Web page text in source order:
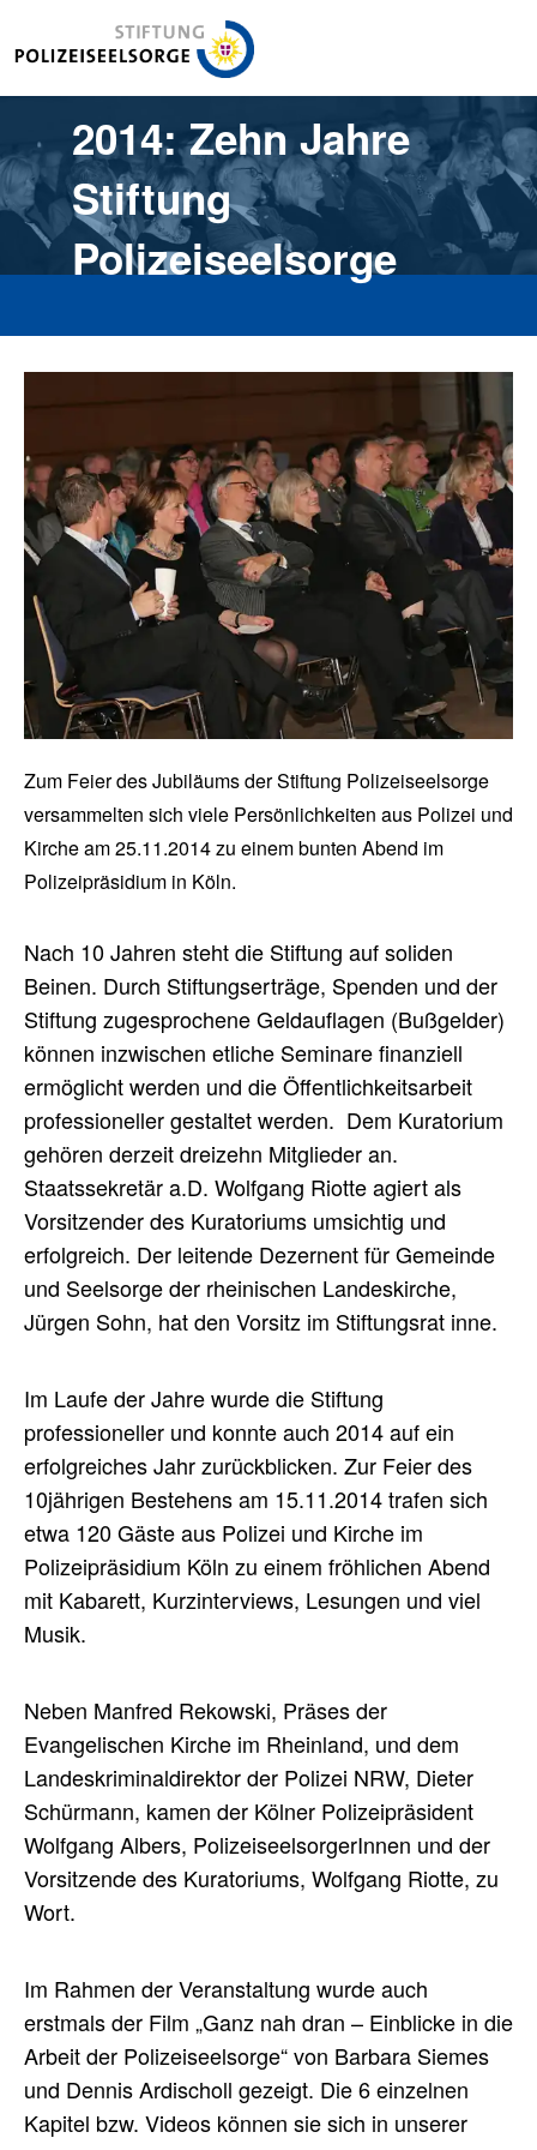
Stiftung Polizeiseelsorge
2014: Zehn Jahre
Stiftung
Polizeiseelsorge
Zum Feier des Jubiläums der Stiftung Polizeiseelsorge
versammelten sich viele Persönlichkeiten aus Polizei und
Kirche am 25.11.2014 zu einem bunten Abend im
Polizeipräsidium in Köln.
Nach 10 Jahren steht die Stiftung auf soliden
Beinen. Durch Stiftungserträge, Spenden und der
Stiftung zugesprochene Geldauflagen (Bußgelder)
können inzwischen etliche Seminare finanziell
ermöglicht werden und die Öffentlichkeitsarbeit
professioneller gestaltet werden. Dem Kuratorium
gehören derzeit dreizehn Mitglieder an.
Staatssekretär a.D. Wolfgang Riotte agiert als
Vorsitzender des Kuratoriums umsichtig und
erfolgreich. Der leitende Dezernent für Gemeinde
und Seelsorge der rheinischen Landeskirche,
Jürgen Sohn, hat den Vorsitz im Stiftungsrat inne.
Im Laufe der Jahre wurde die Stiftung
professioneller und konnte auch 2014 auf ein
erfolgreiches Jahr zurückblicken. Zur Feier des
10jährigen Bestehens am 15.11.2014 trafen sich
etwa 120 Gäste aus Polizei und Kirche im
Polizeipräsidium Köln zu einem fröhlichen Abend
mit Kabarett, Kurzinterviews, Lesungen und viel
Musik.
Neben Manfred Rekowski, Präses der
Evangelischen Kirche im Rheinland, und dem
Landeskriminaldirektor der Polizei NRW, Dieter
Schürmann, kamen der Kölner Polizeipräsident
Wolfgang Albers, PolizeiseelsorgerInnen und der
Vorsitzende des Kuratoriums, Wolfgang Riotte, zu
Wort.
Im Rahmen der Veranstaltung wurde auch
erstmals der Film „Ganz nah dran – Einblicke in die
Arbeit der Polizeiseelsorge“ von Barbara Siemes
und Dennis Ardischoll gezeigt. Die 6 einzelnen
Kapitel bzw. Videos können sie sich in unserer